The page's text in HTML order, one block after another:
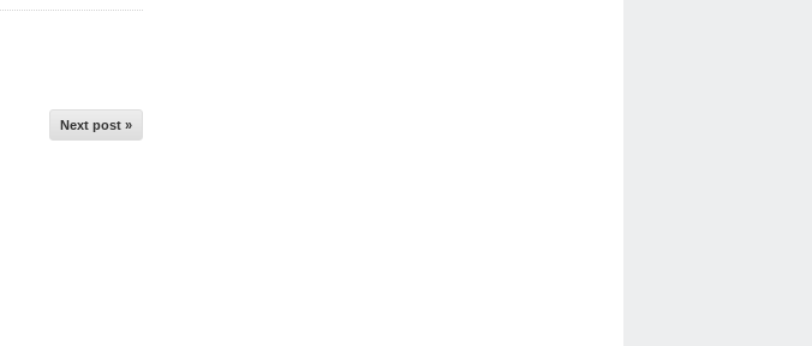
Next post »